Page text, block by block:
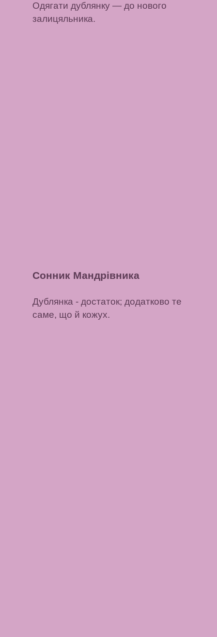
Одягати дублянку — до нового
залицяльника.
Сонник Мандрівника
Дублянка - достаток; додатково те
саме, що й кожух.